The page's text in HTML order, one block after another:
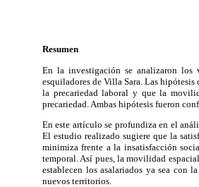
Resumen
En la investigación se analizaron
esquiladores de Villa Sara. Las
la precariedad laboral y que la
precariedad. Ambas hipótesis fueron
En este artículo se profundiza en el
El estudio realizado sugiere que la
minimiza frente a la insatisfacción
temporal. Así pues, la movilidad
establecen los asalariados ya sea con
nuevos territorios.